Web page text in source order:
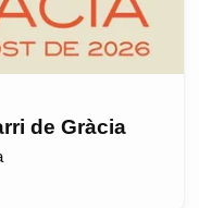
de Gràcia